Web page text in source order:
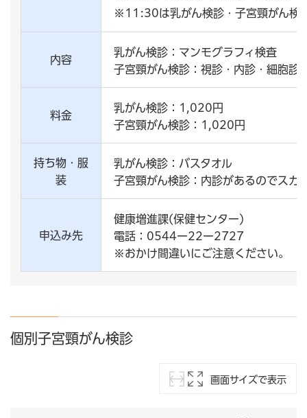
※11:30は乳がん検診・子宮頸がん検
内容
乳がん検診：マンモグラフィ検査
子宮頸がん検診：視診・内診・細胞診
料金
乳がん検診：1,020円
子宮頸がん検診：1,020円
持ち物・服
装
乳がん検診：バスタオル
子宮頸がん検診：内診があるのでスカ
申込み先
健康増進課(保健センター)
電話：0544ー22ー2727
※おかけ間違いにご注意ください。
個別子宮頸がん検診
画面サイズで表示